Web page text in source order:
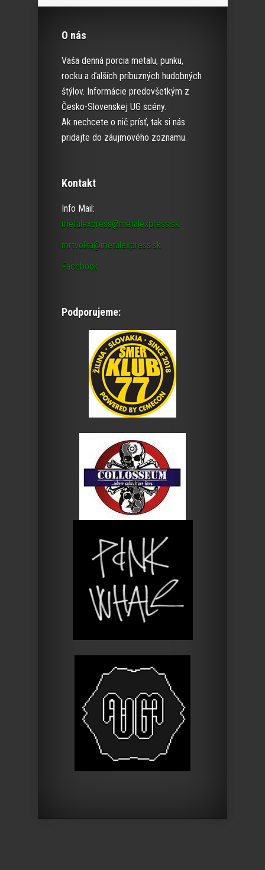
O nás
Vaša denná porcia metalu, punku,
rocku a ďalších príbuzných hudobných
štýlov. Informácie predovšetkým z
Česko-Slovenskej UG scény.
Ak nechcete o nič prísť, tak si nás
pridajte do záujmového zoznamu.
Kontakt
Info Mail:
metalexpress@metalexpress.sk
mrtvolka@metalexpress.sk
Facebook
Podporujeme: